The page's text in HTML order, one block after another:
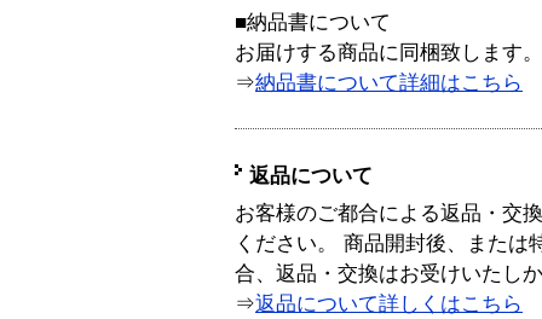
■納品書について
お届けする商品に同梱致します。
⇒納品書について詳細はこちら
返品について
お客様のご都合による返品・交
ください。 商品開封後、または
合、返品・交換はお受けいたし
⇒返品について詳しくはこちら